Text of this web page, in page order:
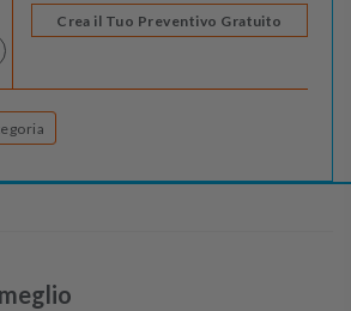
Crea il Tuo Preventivo Gratuito
categoria